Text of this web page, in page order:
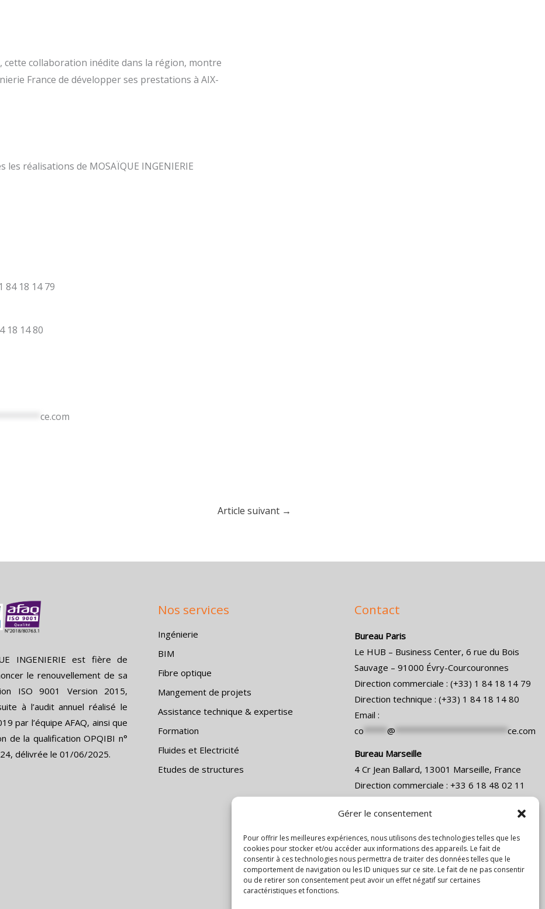
Gérer le consentement
Pour offrir les meilleures expériences, nous utilisons des technologies telles que les
cookies pour stocker et/ou accéder aux informations des appareils. Le fait de
consentir à ces technologies nous permettra de traiter des données telles que le
comportement de navigation ou les ID uniques sur ce site. Le fait de ne pas consentir
ou de retirer son consentement peut avoir un effet négatif sur certaines
caractéristiques et fonctions.
cette collaboration inédite dans la région, montre
France de développer ses prestations à AIX-
les réalisations de MOSAÏQUE INGENIERIE
84 18 14 79
18 14 80
ce.com
Article suivant →
INGENIERIE est fière de
le renouvellement de sa
ISO 9001 Version 2015,
à l’audit annuel réalisé le
par l’équipe AFAQ, ainsi que
de la qualification OPQIBI n°
délivrée le 01/06/2025.
Nos services
Ingénierie
BIM
Fibre optique
Mangement de projets
Assistance technique & expertise
Formation
Fluides et Electricité
Etudes de structures
Contact
Bureau Paris
Le HUB – Business Center, 6 rue du Bois
Sauvage – 91000 Évry-Courcouronnes
Direction commerciale : (+33) 1 84 18 14 79
Direction technique : (+33) 1 84 18 14 80
Email :
co
@
ce.com
Bureau Marseille
4 Cr Jean Ballard, 13001 Marseille, France
Direction commerciale : +33 6 18 48 02 11
Email :
co *****@************************
ce.com
Bureau Lyon
6 rue Joseph Chapelle, 69008 Lyon
Email :
co*****@ ************************